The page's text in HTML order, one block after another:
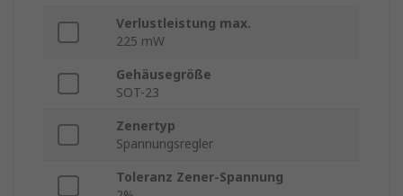
Verlustleistung max.
225 mW
Gehäusegröße
SOT-23
Zenertyp
Spannungsregler
Toleranz Zener-Spannung